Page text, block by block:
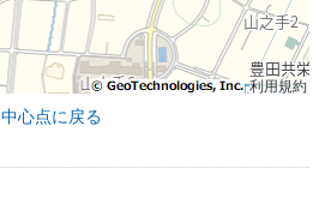
利用規約
中心点に戻る